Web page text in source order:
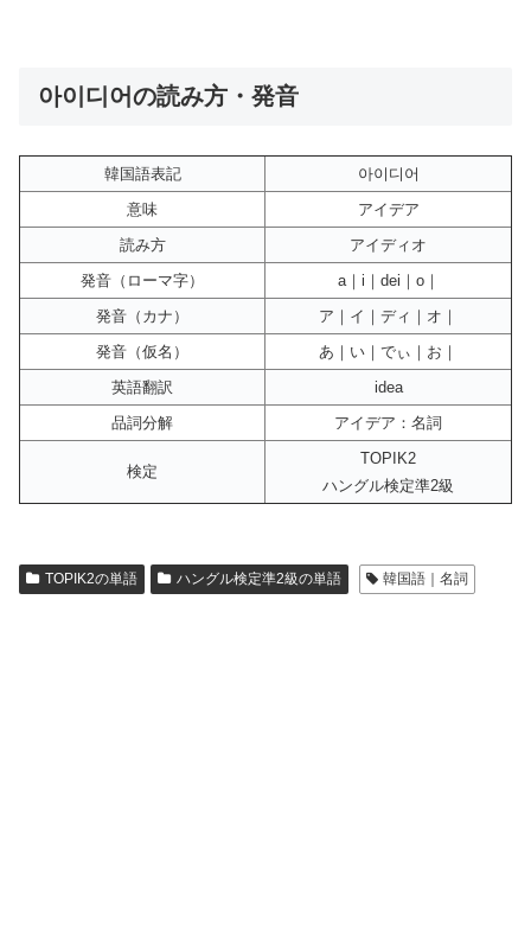
아이디어の読み方・発音
韓国語表記
아이디어
意味
アイデア
読み方
アイディオ
発音（ローマ字）
a｜i｜dei｜o｜
発音（カナ）
ア｜イ｜ディ｜オ｜
発音（仮名）
あ｜い｜でぃ｜お｜
英語翻訳
idea
品詞分解
アイデア：名詞
検定
TOPIK2
ハングル検定準2級
TOPIK2の単語 ハングル検定準2級の単語 韓国語｜名詞